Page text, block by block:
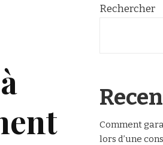
Rechercher
Comment
lors d’une